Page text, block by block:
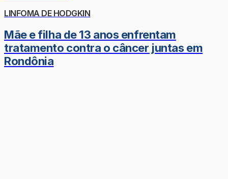
LINFOMA DE HODGKIN
Mãe e filha de 13 anos enfrentam
tratamento contra o câncer juntas em
Rondônia